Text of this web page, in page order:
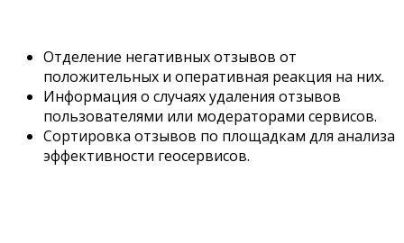
Отделение негативных отзывов от
положительных и оперативная реакция на них.
Информация о случаях удаления отзывов
пользователями или модераторами сервисов.
Сортировка отзывов по площадкам для анализа
эффективности геосервисов.